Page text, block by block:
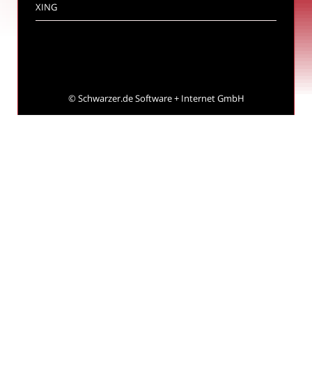
XING
©Schwarzer.de Software + Internet GmbH